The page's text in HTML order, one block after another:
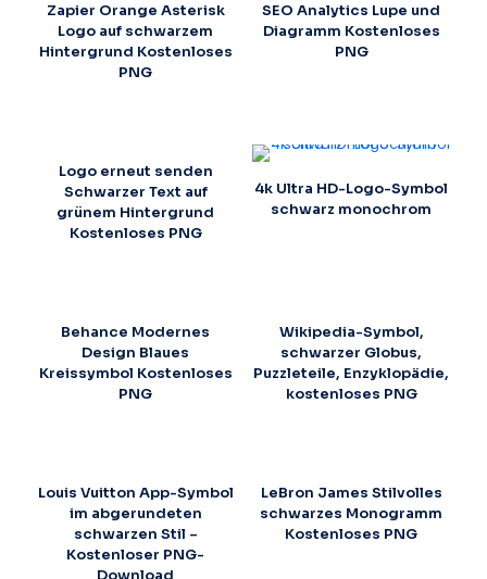
Zapier Orange Asterisk
Logo auf schwarzem
Hintergrund Kostenloses
PNG
SEO Analytics Lupe und
Diagramm Kostenloses
PNG
Logo erneut senden
Schwarzer Text auf
grünem Hintergrund
Kostenloses PNG
4k Ultra HD-Logo-Symbol
schwarz monochrom
Behance Modernes
Design Blaues
Kreissymbol Kostenloses
PNG
Wikipedia-Symbol,
schwarzer Globus,
Puzzleteile, Enzyklopädie,
kostenloses PNG
Louis Vuitton App-Symbol
im abgerundeten
schwarzen Stil –
Kostenloser PNG-
Download
LeBron James Stilvolles
schwarzes Monogramm
Kostenloses PNG